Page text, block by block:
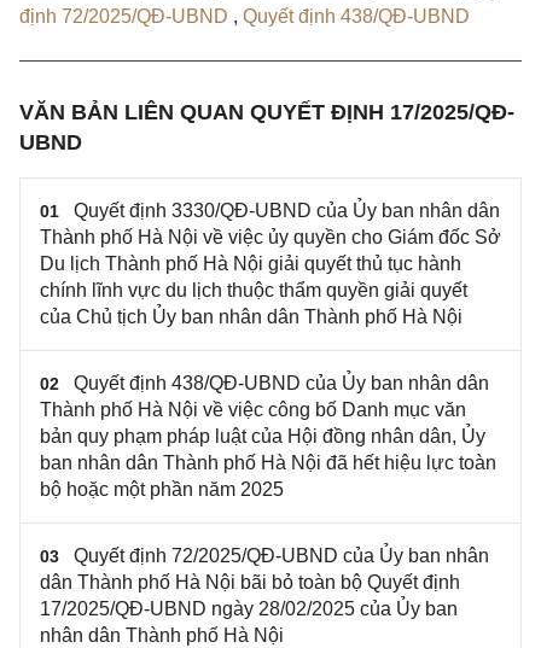
định 72/2025/QĐ-UBND , Quyết định 438/QĐ-UBND
VĂN BẢN LIÊN QUAN QUYẾT ĐỊNH 17/2025/QĐ-
UBND
01
Quyết định 3330/QĐ-UBND của Ủy ban nhân dân
Thành phố Hà Nội về việc ủy quyền cho Giám đốc Sở
Du lịch Thành phố Hà Nội giải quyết thủ tục hành
chính lĩnh vực du lịch thuộc thẩm quyền giải quyết
của Chủ tịch Ủy ban nhân dân Thành phố Hà Nội
02
Quyết định 438/QĐ-UBND của Ủy ban nhân dân
Thành phố Hà Nội về việc công bố Danh mục văn
bản quy phạm pháp luật của Hội đồng nhân dân, Ủy
ban nhân dân Thành phố Hà Nội đã hết hiệu lực toàn
bộ hoặc một phần năm 2025
03
Quyết định 72/2025/QĐ-UBND của Ủy ban nhân
dân Thành phố Hà Nội bãi bỏ toàn bộ Quyết định
17/2025/QĐ-UBND ngày 28/02/2025 của Ủy ban
nhân dân Thành phố Hà Nội